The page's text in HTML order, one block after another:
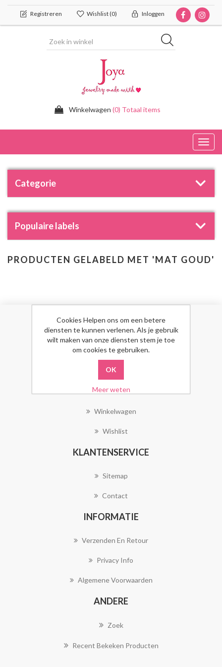
Registreren Wishlist(0) Inloggen
Winkelwagen (0) Totaal items
Categorie
Populaire labels
PRODUCTEN GELABELD MET 'MAT GOUD'
MIJN ACCOUNT
Mijn Account
Bestellingen
Klant Adressen
Winkelwagen
Wishlist
KLANTENSERVICE
Sitemap
Contact
INFORMATIE
Verzenden En Retour
Privacy Info
Algemene Voorwaarden
ANDERE
Zoek
Recent Bekeken Producten
Cookies Helpen ons om een betere
diensten te kunnen verlenen. Als je gebruik
wilt maken van onze diensten stem je toe
om cookies te gebruiken.
Meer weten